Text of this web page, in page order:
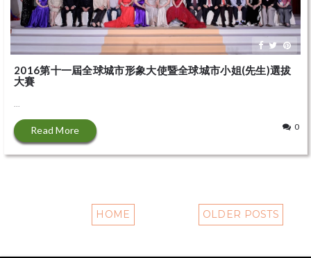
2016第十一屆全球城市形象大使暨全球城市小姐(先生)選拔
大賽
...
Read More 0
OLDER POSTS
HOME